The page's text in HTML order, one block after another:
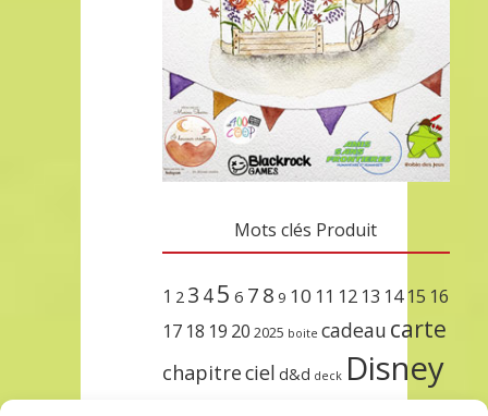
Mots clés Produit
1 2 3 45 6 7 8 9 10 11 12 13 14 15 16
17 18 19 20 2025 boite cadeau carte
chapitreciel d&d deck Disney